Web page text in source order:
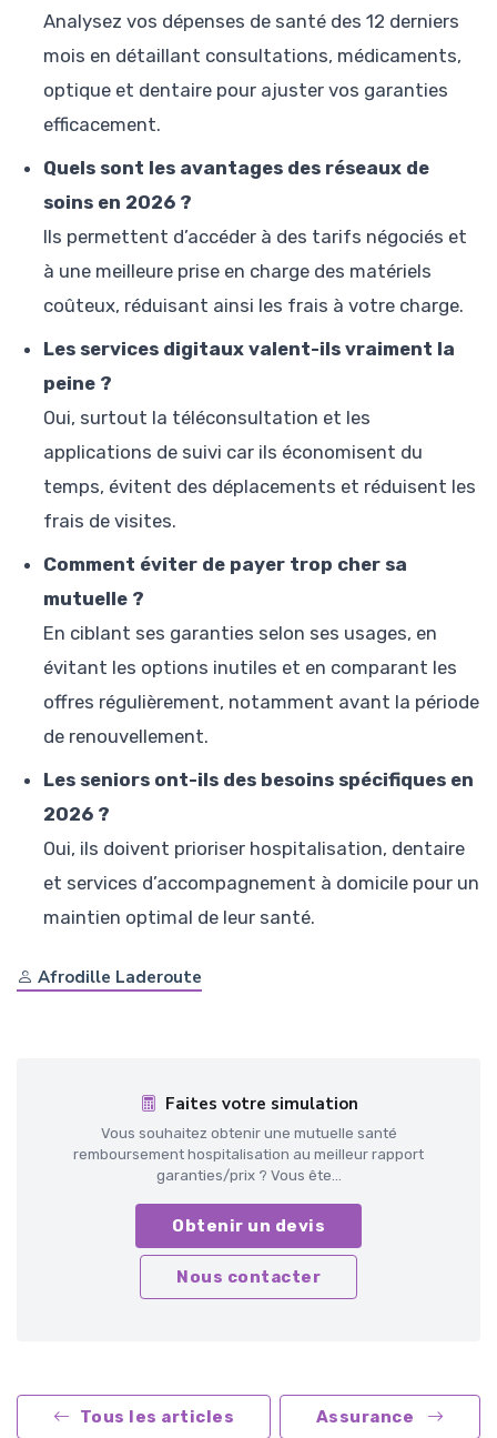
Analysez vos dépenses de santé des 12 derniers
mois en détaillant consultations, médicaments,
optique et dentaire pour ajuster vos garanties
efficacement.
Quels sont les avantages des réseaux de
soins en 2026 ?
Ils permettent d’accéder à des tarifs négociés et
à une meilleure prise en charge des matériels
coûteux, réduisant ainsi les frais à votre charge.
Les services digitaux valent-ils vraiment la
peine ?
Oui, surtout la téléconsultation et les
applications de suivi car ils économisent du
temps, évitent des déplacements et réduisent les
frais de visites.
Comment éviter de payer trop cher sa
mutuelle ?
En ciblant ses garanties selon ses usages, en
évitant les options inutiles et en comparant les
offres régulièrement, notamment avant la période
de renouvellement.
Les seniors ont-ils des besoins spécifiques en
2026 ?
Oui, ils doivent prioriser hospitalisation, dentaire
et services d’accompagnement à domicile pour un
maintien optimal de leur santé.
Afrodille Laderoute
Faites votre simulation
Vous souhaitez obtenir une mutuelle santé
remboursement hospitalisation au meilleur rapport
garanties/prix ? Vous ête...
Obtenir un devis
Nous contacter
Tous les articles Assurance